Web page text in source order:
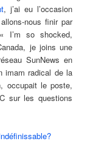
, j’ai eu l’occasion
nous finir par
I’m so shocked,
je joins une
SunNews en
imam radical de la
occupait le poste,
sur les questions